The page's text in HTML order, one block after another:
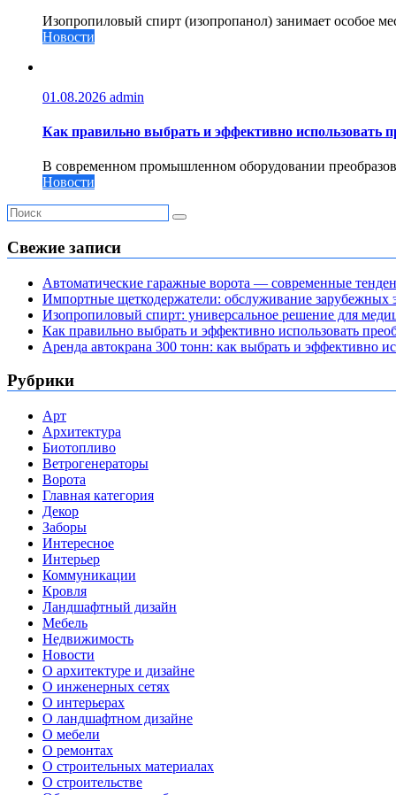
Изопропиловый спирт (изопропанол) занимает особое
Новости
01.08.2026 admin
Как правильно выбрать и эффективно использовать
В современном промышленном оборудовании
Новости
Свежие записи
Автоматические гаражные ворота — современные
Импортные щеткодержатели: обслуживание зарубежных
Изопропиловый спирт: универсальное решение для
Как правильно выбрать и эффективно использовать
Аренда автокрана 300 тонн: как выбрать и эффективно
Рубрики
Арт
Архитектура
Биотопливо
Ветрогенераторы
Ворота
Главная категория
Декор
Заборы
Интересное
Интерьер
Коммуникации
Кровля
Ландшафтный дизайн
Мебель
Недвижимость
Новости
О архитектуре и дизайне
О инженерных сетях
О интерьерах
О ландшафтном дизайне
О мебели
О ремонтах
О строительных материалах
О строительстве